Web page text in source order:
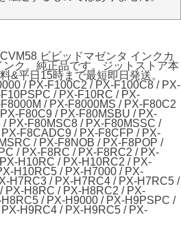
ビビッドマゼンタ インクカ
ク。純正品です。ジットストア本
&平日15時まで最短即日発送。
/ PX-F100C2 / PX-F100C8 / PX-
/ PX-F10RC / PX-
/ PX-F8000MS / PX-F80C2
F80C9 / PX-F80MSBU / PX-
PX-F80MSC8 / PX-F80MSSC /
F8CADC9 / PX-F8CFP / PX-
/ PX-F8NOB / PX-F8POP /
/ PX-F8RC / PX-F8RC2 / PX-
H10RC / PX-H10RC2 / PX-
H10RC5 / PX-H7000 / PX-
H7RC3 / PX-H7RC4 / PX-H7RC5 /
PX-H8RC / PX-H8RC2 / PX-
/ PX-H9000 / PX-H9PSPC /
H9RC4 / PX-H9RC5 / PX-